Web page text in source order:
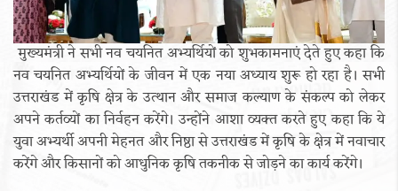
मुख्यमंत्री ने सभी नव चयनित अभ्यर्थियों को शुभकामनाएं देते हुए कहा कि
नव चयनित अभ्यर्थियों के जीवन में एक नया अध्याय शुरू हो रहा है। सभी
उत्तराखंड में कृषि क्षेत्र के उत्थान और समाज कल्याण के संकल्प को लेकर
अपने कर्तव्यों का निर्वहन करेंगे। उन्होंने आशा व्यक्त करते हुए कहा कि ये
युवा अभ्यर्थी अपनी मेहनत और निष्ठा से उत्तराखंड में कृषि के क्षेत्र में नवाचार
करेंगे और किसानों को आधुनिक कृषि तकनीक से जोड़ने का कार्य करेंगे।